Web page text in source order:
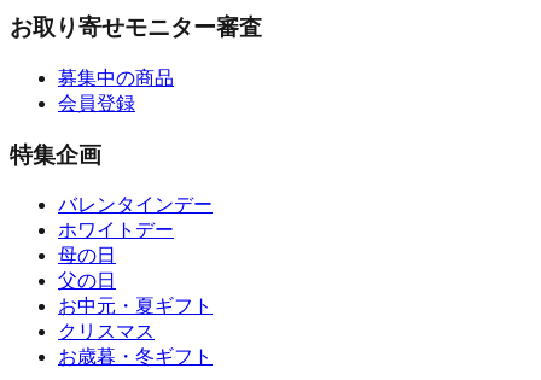
お取り寄せモニター審査
募集中の商品
会員登録
特集企画
バレンタインデー
ホワイトデー
母の日
父の日
お中元・夏ギフト
クリスマス
お歳暮・冬ギフト